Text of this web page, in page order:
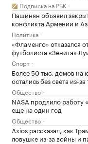
Подписка на РБК
Пашинян объявил
конфликта Армении и
Политика
«Фламенго» отказался
футболиста «Зенита»
Спорт
Более 50 тыс. домов на
остались без света из-
Общество
NASA продлило работу
еще на один год
Общество
Axios рассказал, как
ловушке из-за войны и